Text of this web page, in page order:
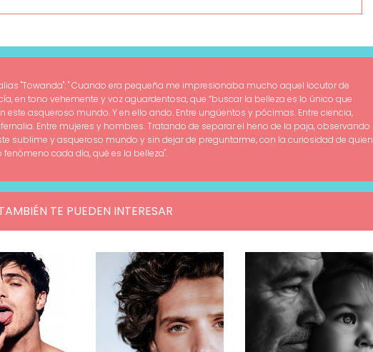
"Towanda": " Cuando era pequeña me impresionaba mucho aquel locutor de
en tono vehemente y voz aguardentosa, que “buscar la belleza es lo único que
este asqueroso mundo. Y en ello ando. Entre ungüentos y pócimas. Entre ciencia,
Entre mujeres y hombres. Tratando de separar el heno de la paja, observando
sublime y asqueroso mundo y sin dejar de preguntarme, con la curiosidad de quien
cada día, qué es la belleza".
TE PUEDEN INTERESAR